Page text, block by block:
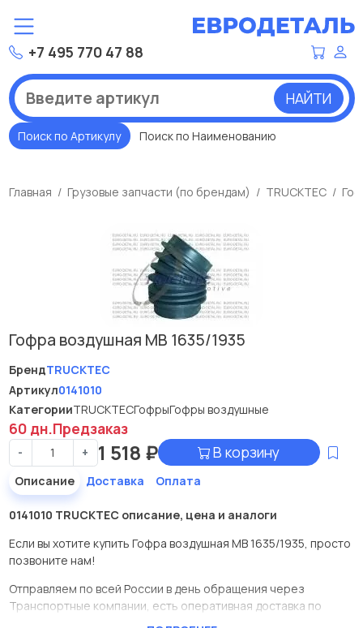
+7 495 770 47 88
НАЙТИ
Поиск по Артикулу Поиск по Наименованию
Главная Грузовые запчасти (по брендам) TRUCKTEC
Гофра воздушная МВ 1635/1935
БрендTRUCKTEC
Артикул0141010
КатегорииTRUCKTECГофрыГофры воздушные
60 дн.Предзаказ
- + 1 518 ₽ В корзину
Описание Доставка Оплата
0141010 TRUCKTEC описание, цена и аналоги
Если вы хотите купить Гофра воздушная МВ 1635/1935, просто
позвоните нам!
Отправляем по всей России в день обращения через
Транспортные компании, есть оперативная доставка по